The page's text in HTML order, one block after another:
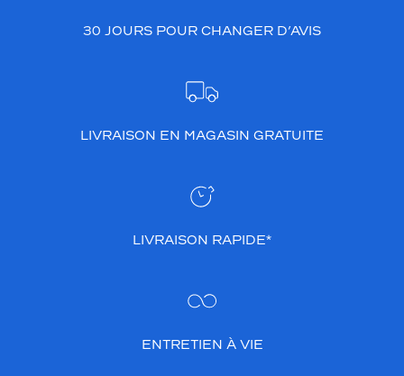
30 JOURS POUR CHANGER D’AVIS
LIVRAISON EN MAGASIN GRATUITE
LIVRAISON RAPIDE*
ENTRETIEN À VIE